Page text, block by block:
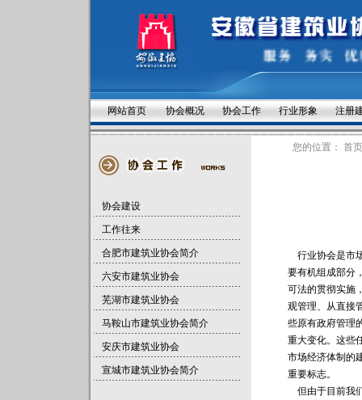
网站首页 协会概况 协会工作 行业形象 注册
协会建设
工作往来
合肥市建筑业协会简介
六安市建筑业协会
芜湖市建筑业协会
马鞍山市建筑业协会简介
安庆市建筑业协会
宣城市建筑业协会简介
您的位置： 首页
行业协会是市
要有机组成部分
可法的贯彻实施
观管理、从直接
些原有政府管理
重大变化。这些
市场经济体制的
重要标志。
但由于目前我